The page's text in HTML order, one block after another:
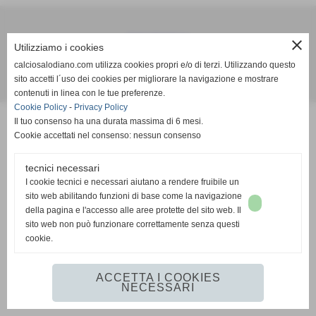
Realizzazione siti web www.sitoper.it
close
Utilizziamo i cookies
calciosalodiano.com utilizza cookies propri e/o di terzi. Utilizzando questo
sito accetti l´uso dei cookies per migliorare la navigazione e mostrare
contenuti in linea con le tue preferenze.
Cookie Policy - Privacy Policy
Il tuo consenso ha una durata massima di 6 mesi.
Cookie accettati nel consenso: nessun consenso
tecnici necessari
I cookie tecnici e necessari aiutano a rendere fruibile un
sito web abilitando funzioni di base come la navigazione
della pagina e l'accesso alle aree protette del sito web. Il
sito web non può funzionare correttamente senza questi
cookie.
ACCETTA I COOKIES
NECESSARI